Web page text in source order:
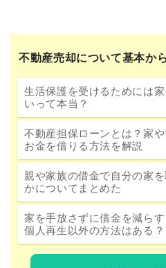
不動産売却について基本か
生活保護を受けるためには
いって本当？
不動産担保ローンとは？家
お金を借りる方法を解説
親や家族の借金で自分の家
かについてまとめた
家を手放さずに借金を減ら
個人再生以外の方法はある？